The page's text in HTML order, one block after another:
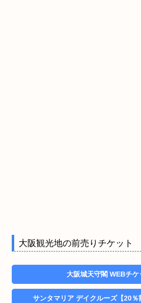
大阪観光地の前売りチケット
大阪城天守閣 WEBチケ
サンタマリア デイクルーズ【20％